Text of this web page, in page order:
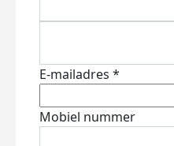
E-mailadres *
Mobiel nummer